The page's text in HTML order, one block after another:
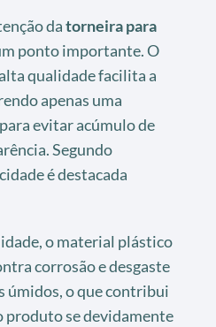
datorneira para
ponto importante. O
qualidade facilita a
apenas uma
evitar acúmulo de
Segundo
é destacada
o material plástico
corrosão e desgaste
úmidos, o que contribui
produto se devidamente